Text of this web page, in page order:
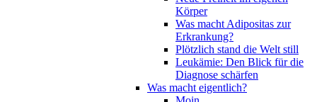
Körper
Was macht Adipositas zur
Erkrankung?
Plötzlich stand die Welt still
Leukämie: Den Blick für die
Diagnose schärfen
Was macht eigentlich?